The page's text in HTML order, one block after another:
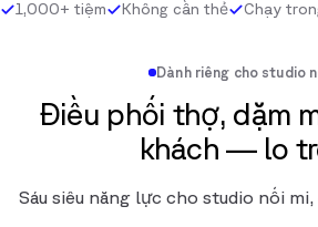
1,000+ tiệm Không cần thẻ Chạy
Dành riêng cho studio
Điều phối thợ, dặm
khách — lo
Sáu siêu năng lực cho studio nối